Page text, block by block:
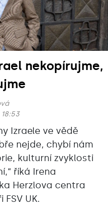
nekopírujme,
Izraele ve vědě
nejde, chybí nám
kulturní zvyklosti
říká Irena
Herzlova centra
UK.